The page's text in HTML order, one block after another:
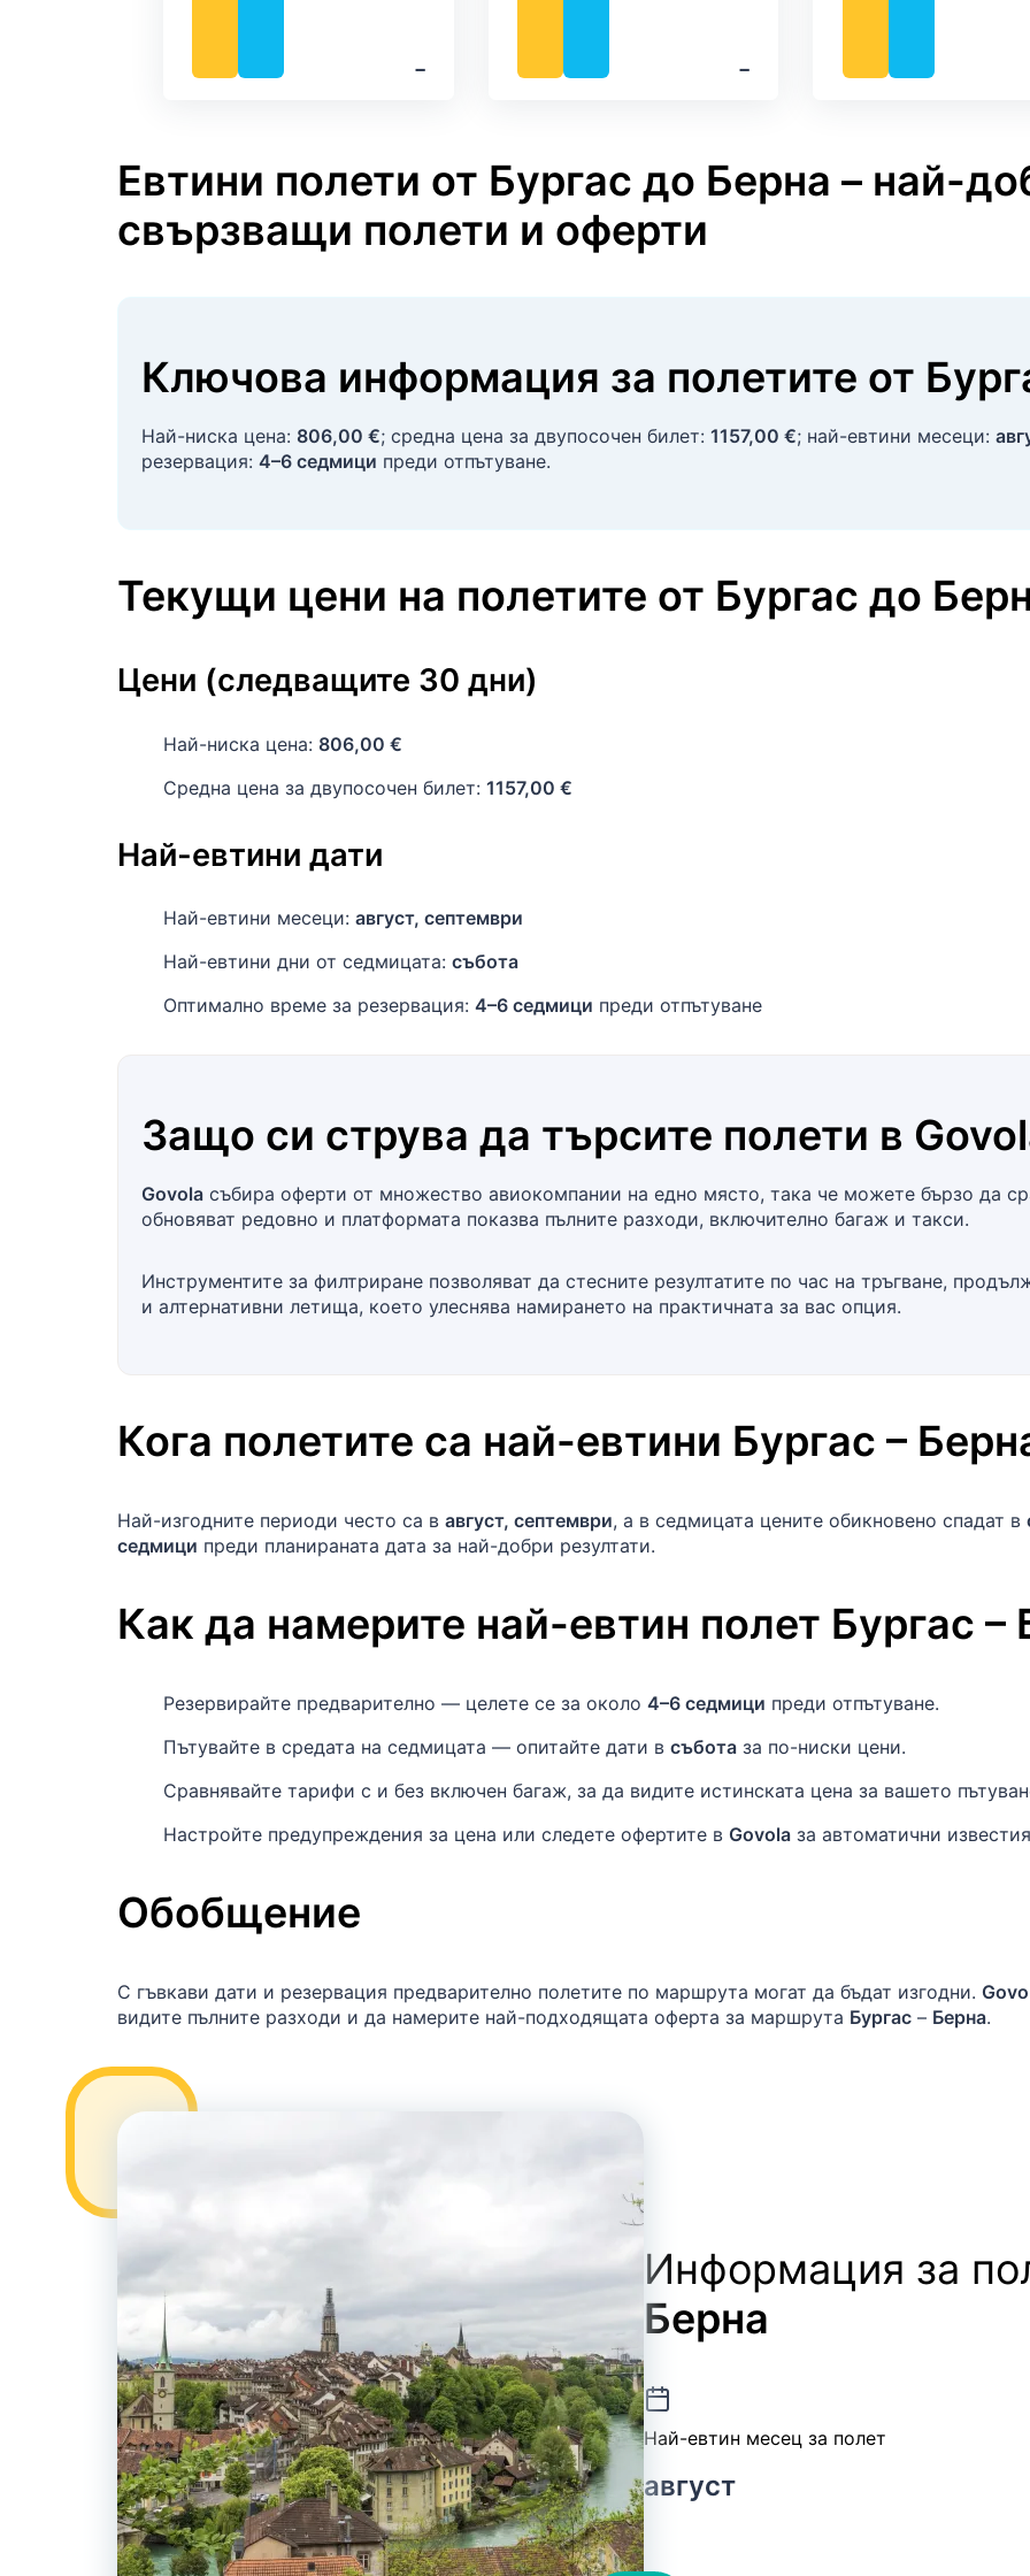
‐ ‐
Евтини полети от Бургас до Берна – най-
свързващи полети и оферти
Ключова информация за полетите от
Най-ниска цена: 806,00 €; средна цена за двупосочен билет: 1157,00 €; най-евтини месеци:
резервация: 4–6 седмици преди отпътуване.
Текущи цени на полетите от Бургас до
Цени (следващите 30 дни)
Най-ниска цена: 806,00 €
Средна цена за двупосочен билет: 1157,00 €
Най-евтини дати
Най-евтини месеци: август, септември
Най-евтини дни от седмицата: събота
Оптимално време за резервация: 4–6 седмици преди отпътуване
Защо си струва да търсите полети в
Govola събира оферти от множество авиокомпании на едно място, така че можете бързо да
обновяват редовно и платформата показва пълните разходи, включително багаж и такси.
Инструментите за филтриране позволяват да стесните резултатите по час на тръгване,
и алтернативни летища, което улеснява намирането на практичната за вас опция.
Кога полетите са най-евтини Бургас –
Най-изгодните периоди често са в август, септември, а в седмицата цените обикновено спадат в
седмици преди планираната дата за най-добри резултати.
Как да намерите най-евтин полет Бургас –
Резервирайте предварително — целете се за около 4–6 седмици преди отпътуване.
Пътувайте в средата на седмицата — опитайте дати в събота за по-ниски цени.
Сравнявайте тарифи с и без включен багаж, за да видите истинската цена за вашето
Настройте предупреждения за цена или следете офертите в Govola за автоматични
Обобщение
С гъвкави дати и резервация предварително полетите по маршрута могат да бъдат изгодни.
видите пълните разходи и да намерите най-подходящата оферта за маршрута Бургас – Берна.
Информация за
Берна
Най-евтин месец за полет
август